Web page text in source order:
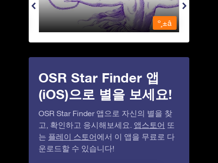
º¸±â
OSR Star Finder 앱
(iOS)으로 별을 보세요!
OSR Star Finder 앱으로 자신의 별을 찾
고, 확인하고 응시해보세요. 앱스토어 또
는 플레이 스토어에서 이 앱을 무료로 다
운로드할 수 있습니다!